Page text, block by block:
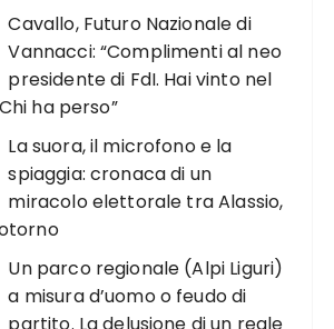
Cavallo, Futuro Nazionale di
Vannacci: “Complimenti al neo
presidente di FdI. Hai vinto nel
ha perso”
La suora, il microfono e la
spiaggia: cronaca di un
miracolo elettorale tra Alassio,
Un parco regionale (Alpi Liguri)
a misura d’uomo o feudo di